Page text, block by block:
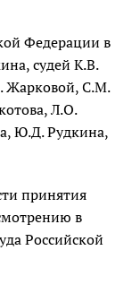
Федерации в
судей К.В.
Жарковой, С.М.
Л.О.
Ю.Д. Рудкина,
принятия
в
Российской